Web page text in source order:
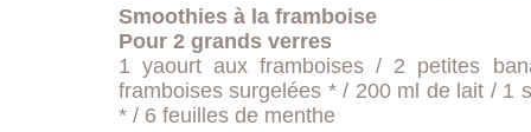
Smoothies à la framboise
Pour 2 grands verres
1 yaourt aux framboises / 2 petites
framboises surgelées * / 200 ml de lait / 1
* / 6 feuilles de menthe